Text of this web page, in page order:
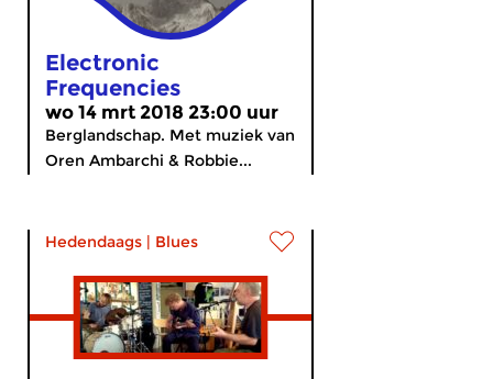
Electronic
Frequencies
wo 14 mrt 2018 23:00 uur
Berglandschap. Met muziek van
Oren Ambarchi & Robbie...
Hedendaags | Blues